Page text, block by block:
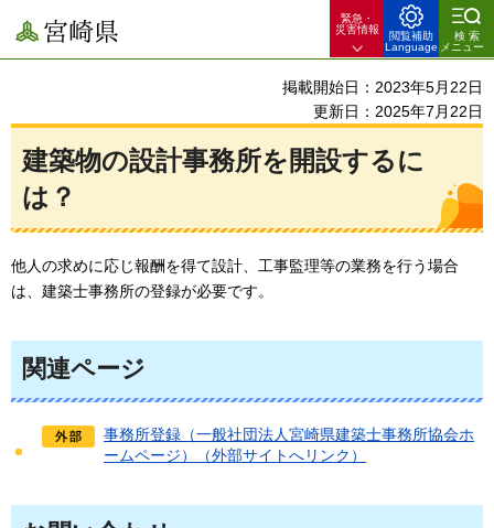
宮崎県
緊急・
災害情報
閲覧補助
Language
検索
メニュー
掲載開始日：2023年5月22日
更新日：2025年7月22日
建築物の設計事務所を開設するに
は？
他人の求めに応じ報酬を得て設計、工事監理等の業務を行う場合
は、建築士事務所の登録が必要です。
関連ページ
事務所登録（一般社団法人宮崎県建築士事務所協会ホ
ームページ）（外部サイトへリンク）